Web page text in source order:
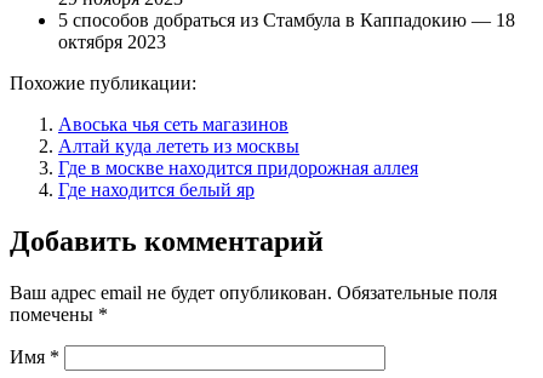
5 способов добраться из Стамбула в Каппадокию — 18
октября 2023
Похожие публикации:
Авоська чья сеть магазинов
Алтай куда лететь из москвы
Где в москве находится придорожная аллея
Где находится белый яр
Добавить комментарий
Ваш адрес email не будет опубликован. Обязательные поля
помечены *
Имя *